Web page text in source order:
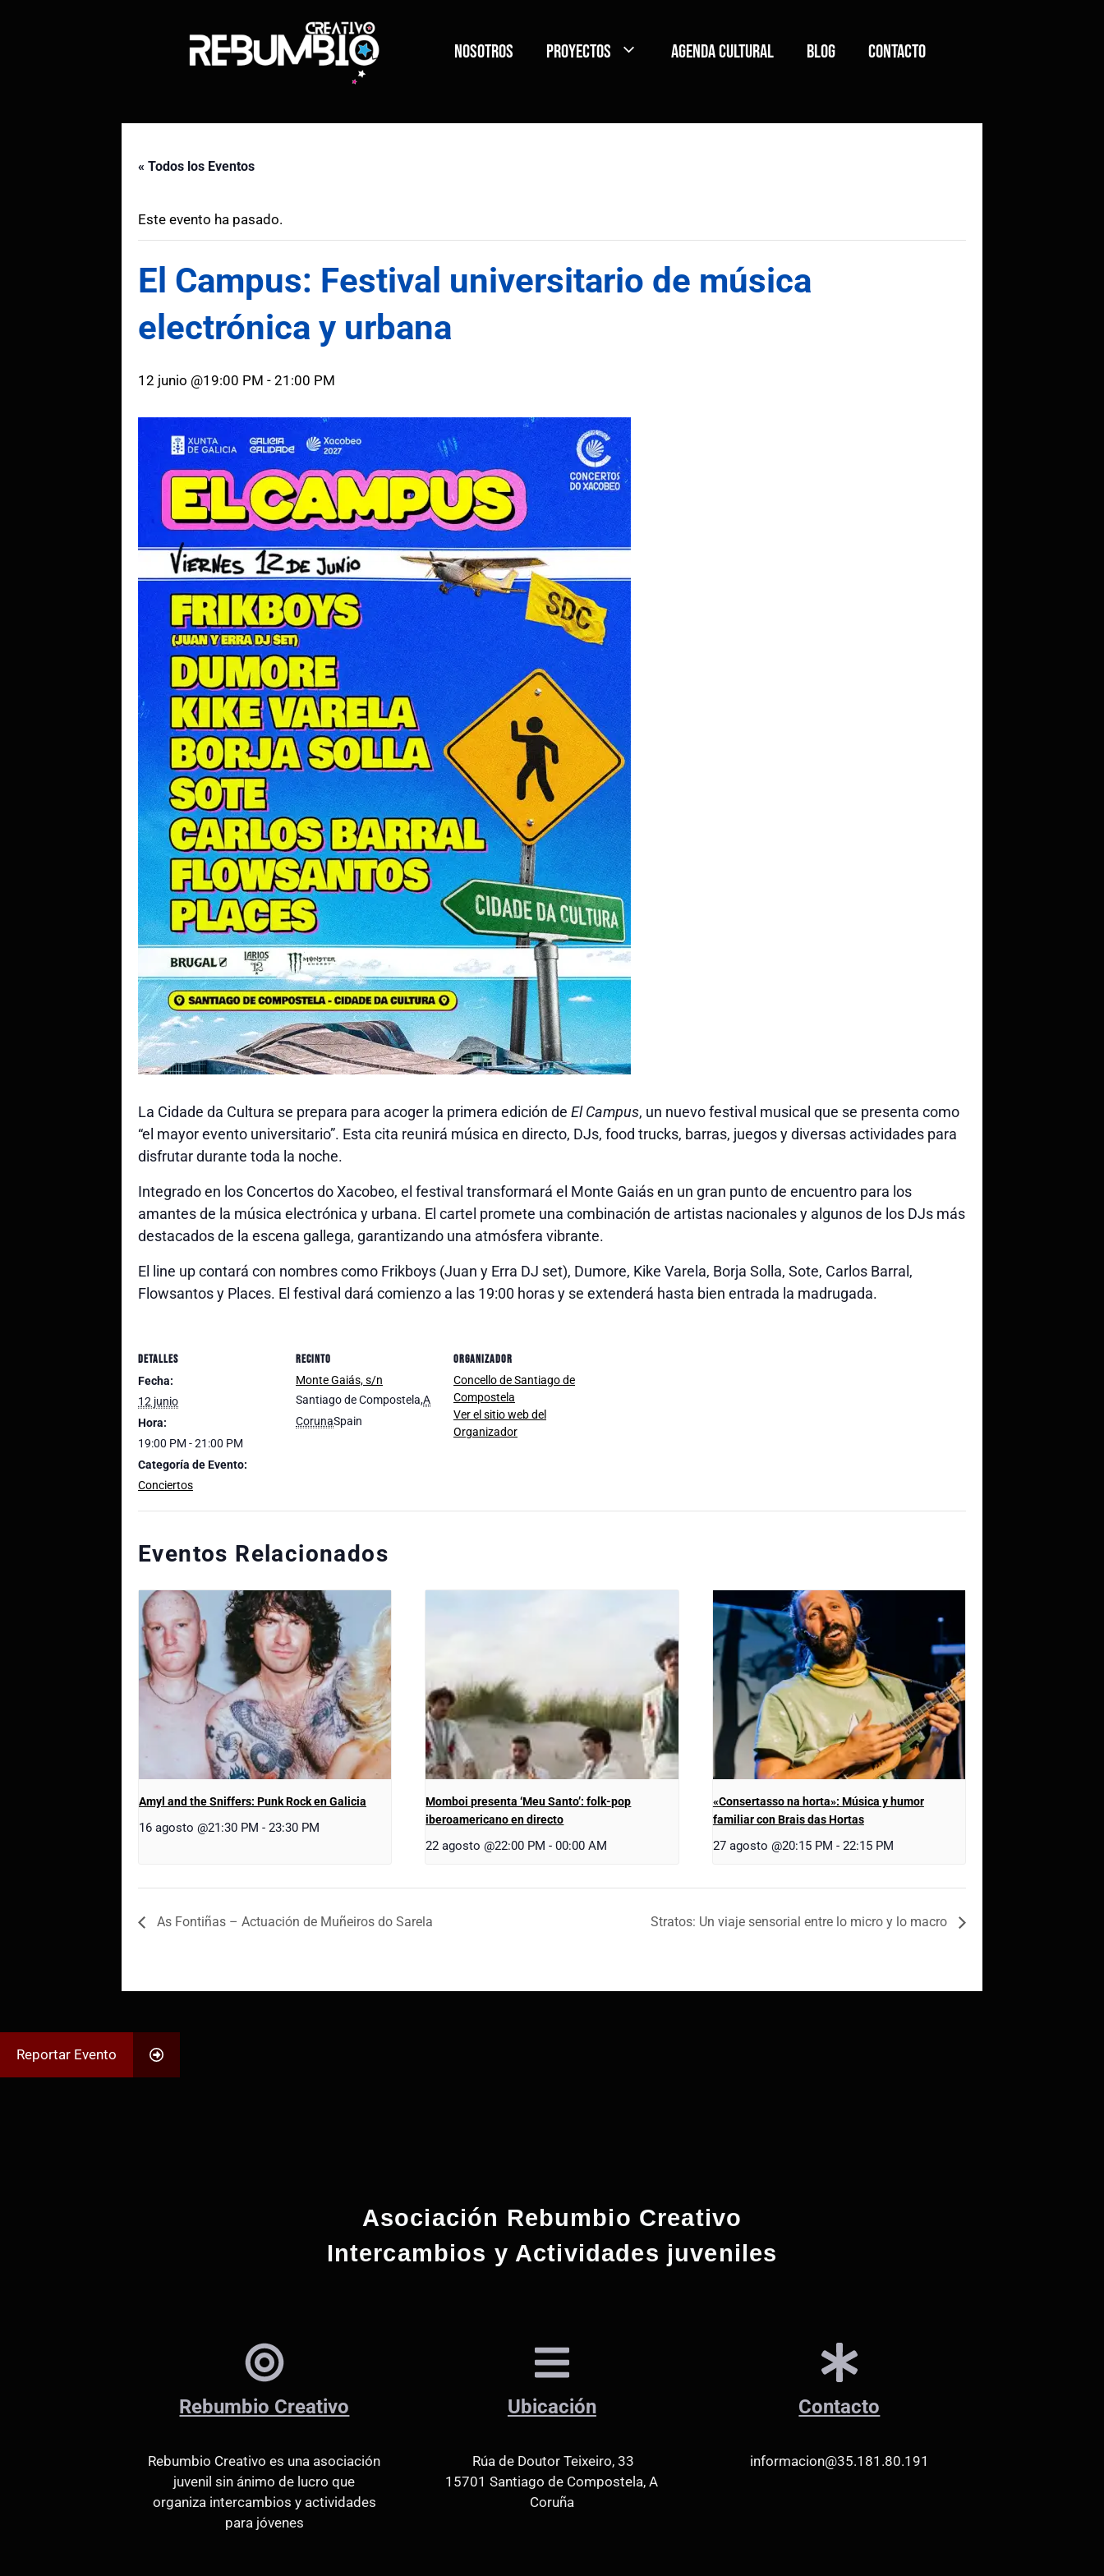
Nosotros Proyectos Agenda Cultural Blog Contacto
« Todos los Eventos
Este evento ha pasado.
El Campus: Festival universitario de música
electrónica y urbana
12 junio @19:00 PM - 21:00 PM
La Cidade da Cultura se prepara para acoger la primera edición de El Campus, un nuevo festival musical que se presenta como
“el mayor evento universitario”. Esta cita reunirá música en directo, DJs, food trucks, barras, juegos y diversas actividades para
disfrutar durante toda la noche.
Integrado en los Concertos do Xacobeo, el festival transformará el Monte Gaiás en un gran punto de encuentro para los
amantes de la música electrónica y urbana. El cartel promete una combinación de artistas nacionales y algunos de los DJs más
destacados de la escena gallega, garantizando una atmósfera vibrante.
El line up contará con nombres como Frikboys (Juan y Erra DJ set), Dumore, Kike Varela, Borja Solla, Sote, Carlos Barral,
Flowsantos y Places. El festival dará comienzo a las 19:00 horas y se extenderá hasta bien entrada la madrugada.
DETALLES
Fecha:
12 junio
Hora:
19:00 PM - 21:00 PM
Categoría de Evento:
Conciertos
RECINTO
Monte Gaiás, s/n
Santiago de Compostela,A
CorunaSpain
ORGANIZADOR
Concello de Santiago de
Compostela
Ver el sitio web del
Organizador
Eventos Relacionados
Amyl and the Sniffers: Punk Rock en Galicia
16 agosto @21:30 PM - 23:30 PM
Momboi presenta ‘Meu Santo’: folk-pop
iberoamericano en directo
22 agosto @22:00 PM - 00:00 AM
«Consertasso na horta»: Música y humor
familiar con Brais das Hortas
27 agosto @20:15 PM - 22:15 PM
As Fontiñas – Actuación de Muñeiros do Sarela Stratos: Un viaje sensorial entre lo micro y lo macro
Reportar Evento
Asociación Rebumbio Creativo
Intercambios y Actividades juveniles
Rebumbio Creativo
Rebumbio Creativo es una asociación
juvenil sin ánimo de lucro que
organiza intercambios y actividades
para jóvenes
Ubicación
Rúa de Doutor Teixeiro, 33
15701 Santiago de Compostela, A
Coruña
Contacto
informacion@35.181.80.191